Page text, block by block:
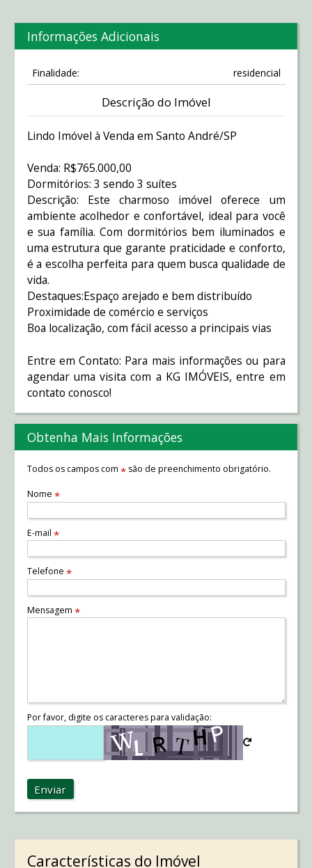
Informações Adicionais
Finalidade: residencial
Descrição do Imóvel
Lindo Imóvel à Venda em Santo André/SP
Venda: R$765.000,00
Dormitórios: 3 sendo 3 suítes
Descrição: Este charmoso imóvel oferece um
ambiente acolhedor e confortável, ideal para você
e sua família. Com dormitórios bem iluminados e
uma estrutura que garante praticidade e conforto,
é a escolha perfeita para quem busca qualidade de
vida.
Destaques:Espaço arejado e bem distribuído
Proximidade de comércio e serviços
Boa localização, com fácil acesso a principais vias
Entre em Contato: Para mais informações ou para
agendar uma visita com a KG IMÓVEIS, entre em
contato conosco!
Obtenha Mais Informações
Todos os campos com *são de preenchimento obrigatório.
Nome *
E-mail *
Telefone *
Mensagem *
Por favor, digite os caracteres para validação:
Enviar
Características do Imóvel